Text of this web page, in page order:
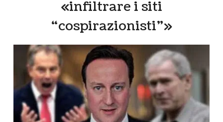
«infiltrare i siti
“cospirazionisti”»